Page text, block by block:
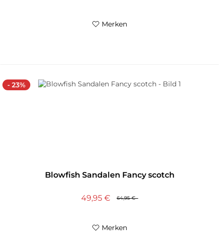
Merken
- 23%
Blowfish Sandalen Fancy scotch
64,95 €
49,95 €
Merken